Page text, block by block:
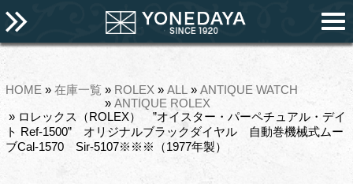
HOME » 在庫一覧 » ROLEX » ALL » ANTIQUE WATCH
» ANTIQUE ROLEX
» ロレックス（ROLEX） ”オイスター・パーペチュアル・デイ
ト Ref-1500” オリジナルブラックダイヤル 自動巻機械式ムー
ブCal-1570 Sir-5107※※※（1977年製）